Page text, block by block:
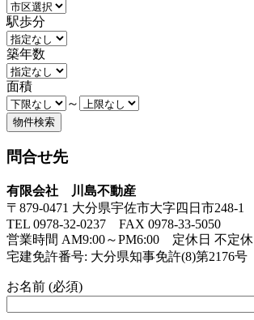
駅歩分
築年数
面積
～
問合せ先
有限会社 川島不動産
〒879-0471 大分県宇佐市大字四日市248-1
TEL 0978-32-0237 FAX 0978-33-5050
営業時間 AM9:00～PM6:00 定休日 不定休
宅建免許番号: 大分県知事免許(8)第2176号
お名前 (必須)